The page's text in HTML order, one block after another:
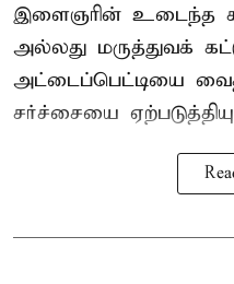
இளைஞரின் உடைந்த
அல்லது மருத்துவக்
அட்டைப்பெட்டியை
சர்ச்சையை